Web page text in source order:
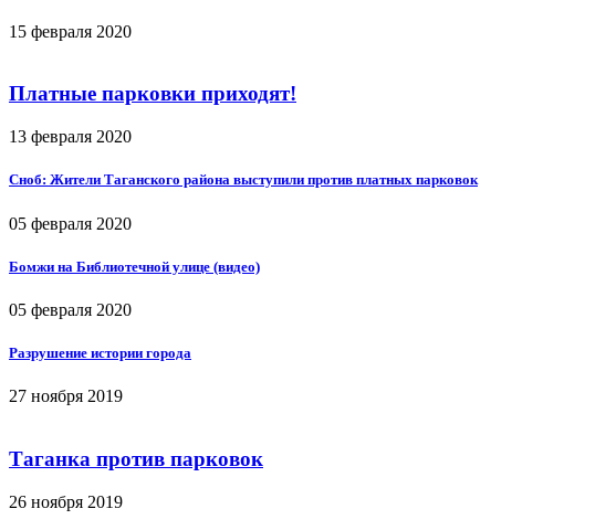
15 февраля 2020
Платные парковки приходят!
13 февраля 2020
Сноб: Жители Таганского района выступили против платных парковок
05 февраля 2020
Бомжи на Библиотечной улице (видео)
05 февраля 2020
Разрушение истории города
27 ноября 2019
Таганка против парковок
26 ноября 2019